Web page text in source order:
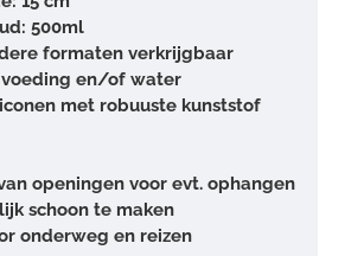
500ml
formaten verkrijgbaar
voeding en/of water
met robuuste kunststof
openingen voor evt. ophangen
schoon te maken
onderweg en reizen